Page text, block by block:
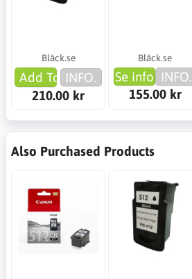
Bläck.se
Add To Cart
INFO.
210.00 kr
Bläck.se
Se info INFO.
155.00 kr
Also Purchased Products